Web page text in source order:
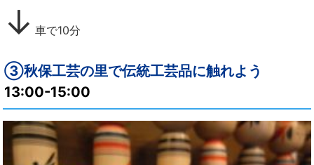
↓ 車で10分
③秋保工芸の里で伝統工芸品に触れよう
13:00-15:00